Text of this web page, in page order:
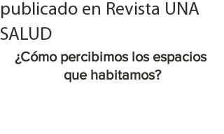
publicado en Revista UNA
SALUD
¿Cómo percibimos los espacios
que habitamos?